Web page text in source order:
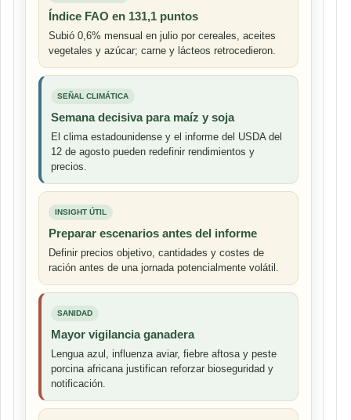
Índice FAO en 131,1 puntos
Subió 0,6% mensual en julio por cereales, aceites
vegetales y azúcar; carne y lácteos retrocedieron.
SEÑAL CLIMÁTICA
Semana decisiva para maíz y soja
El clima estadounidense y el informe del USDA del
12 de agosto pueden redefinir rendimientos y
precios.
INSIGHT ÚTIL
Preparar escenarios antes del informe
Definir precios objetivo, cantidades y costes de
ración antes de una jornada potencialmente volátil.
SANIDAD
Mayor vigilancia ganadera
Lengua azul, influenza aviar, fiebre aftosa y peste
porcina africana justifican reforzar bioseguridad y
notificación.